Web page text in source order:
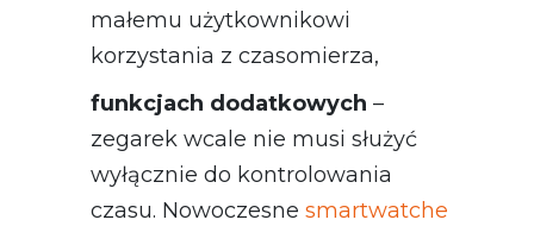
małemu użytkownikowi
korzystania z czasomierza,
funkcjach dodatkowych –
zegarek wcale nie musi służyć
wyłącznie do kontrolowania
czasu. Nowoczesne smartwatche